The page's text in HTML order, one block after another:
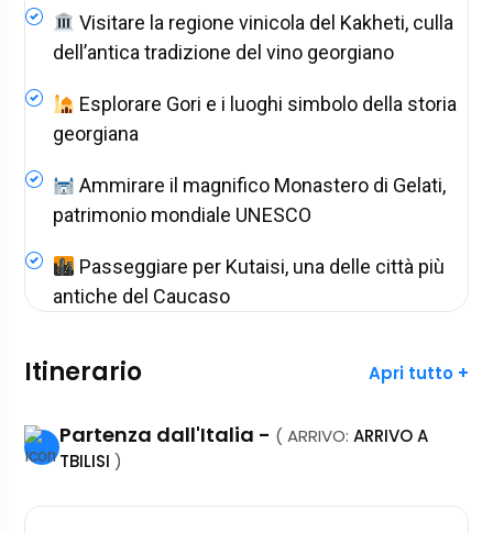
Visitare la regione vinicola del Kakheti, culla
dell’antica tradizione del vino georgiano
Esplorare Gori e i luoghi simbolo della storia
georgiana
Ammirare il magnifico Monastero di Gelati,
patrimonio mondiale UNESCO
Passeggiare per Kutaisi, una delle città più
antiche del Caucaso
Itinerario Apri tutto +
Partenza dall'Italia - ( ARRIVO: ARRIVO A
TBILISI )